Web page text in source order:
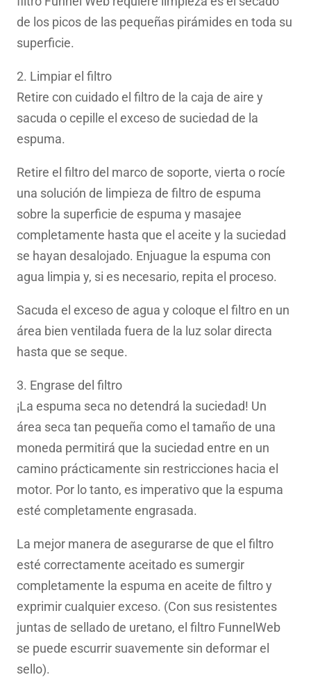
de los picos de las pequeñas pirámides en toda su
superficie.
2. Limpiar el filtro
Retire con cuidado el filtro de la caja de aire y
sacuda o cepille el exceso de suciedad de la
espuma.
Retire el filtro del marco de soporte, vierta o rocíe
una solución de limpieza de filtro de espuma
sobre la superficie de espuma y masajee
completamente hasta que el aceite y la suciedad
se hayan desalojado. Enjuague la espuma con
agua limpia y, si es necesario, repita el proceso.
Sacuda el exceso de agua y coloque el filtro en un
área bien ventilada fuera de la luz solar directa
hasta que se seque.
3. Engrase del filtro
¡La espuma seca no detendrá la suciedad! Un
área seca tan pequeña como el tamaño de una
moneda permitirá que la suciedad entre en un
camino prácticamente sin restricciones hacia el
motor. Por lo tanto, es imperativo que la espuma
esté completamente engrasada.
La mejor manera de asegurarse de que el filtro
esté correctamente aceitado es sumergir
completamente la espuma en aceite de filtro y
exprimir cualquier exceso. (Con sus resistentes
juntas de sellado de uretano, el filtro FunnelWeb
se puede escurrir suavemente sin deformar el
sello).